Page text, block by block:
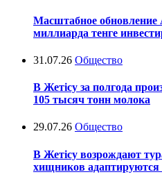
Масштабное обновление
миллиарда тенге
31.07.26 Общество
В Жетісу за полгода
105 тысяч тонн молока
29.07.26 Общество
В Жетісу возрождают
хищников